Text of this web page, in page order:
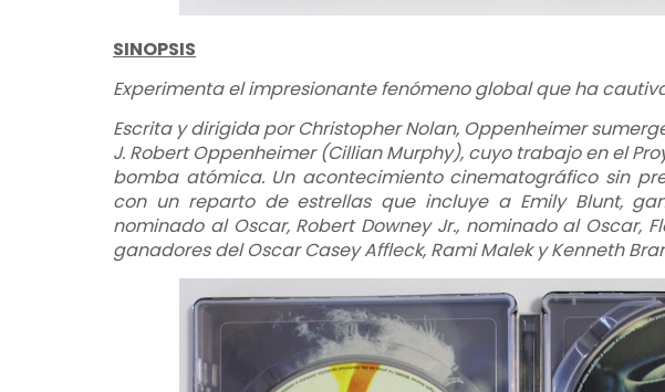
SINOPSIS
Experimenta el impresionante fenómeno global que ha
Escrita y dirigida por Christopher Nolan, Oppenheimer
J. Robert Oppenheimer (Cillian Murphy), cuyo trabajo en el
bomba atómica. Un acontecimiento cinematográfico sin
con un reparto de estrellas que incluye a Emily Blunt,
nominado al Oscar, Robert Downey Jr., nominado al Oscar,
ganadores del Oscar Casey Affleck, Rami Malek y Kenneth